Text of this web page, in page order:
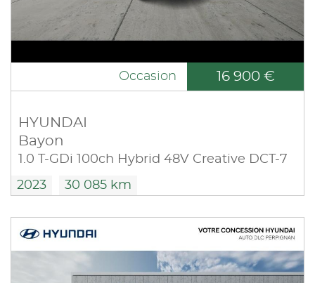
Occasion 16 900 €
HYUNDAI
Bayon
1.0 T-GDi 100ch Hybrid 48V Creative DCT-7
2023 30 085 km